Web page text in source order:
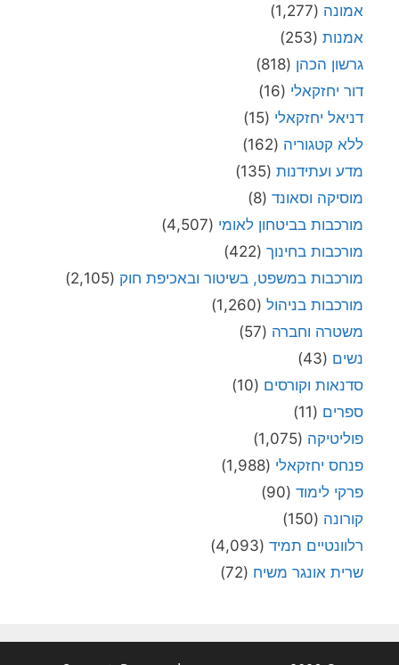
אמונה (1,277)
אמנות (253)
גרשון הכהן (818)
דור יחזקאלי (16)
דניאל יחזקאלי (15)
ללא קטגוריה (162)
מדע ועתידנות (135)
מוסיקה וסאונד (8)
מורכבות בביטחון לאומי (4,507)
מורכבות בחינוך (422)
מורכבות במשפט, בשיטור ובאכיפת חוק (2,105)
מורכבות בניהול (1,260)
משטרה וחברה (57)
נשים (43)
סדנאות וקורסים (10)
ספרים (11)
פוליטיקה (1,075)
פנחס יחזקאלי (1,988)
פרקי לימוד (90)
קורונה (150)
רלוונטיים תמיד (4,093)
שרית אונגר משיח (72)